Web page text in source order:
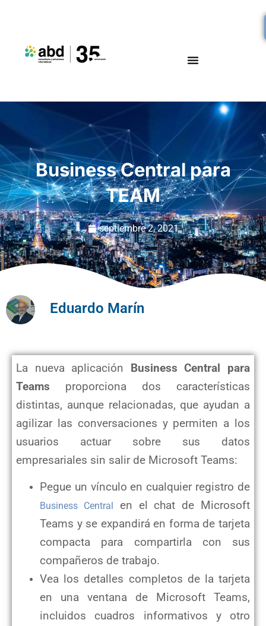
Business Central para
TEAM
septiembre 2, 2021
Eduardo Marín
La nueva aplicación Business Central para
Teams proporciona dos características
distintas, aunque relacionadas, que ayudan a
agilizar las conversaciones y permiten a los
usuarios actuar sobre sus datos
empresariales sin salir de Microsoft Teams:
Pegue un vínculo en cualquier registro de
Business Central
en el chat de Microsoft
Teams y se expandirá en forma de tarjeta
compacta para compartirla con sus
compañeros de trabajo.
Vea los detalles completos de la tarjeta
en una ventana de Microsoft Teams,
incluidos cuadros informativos y otro